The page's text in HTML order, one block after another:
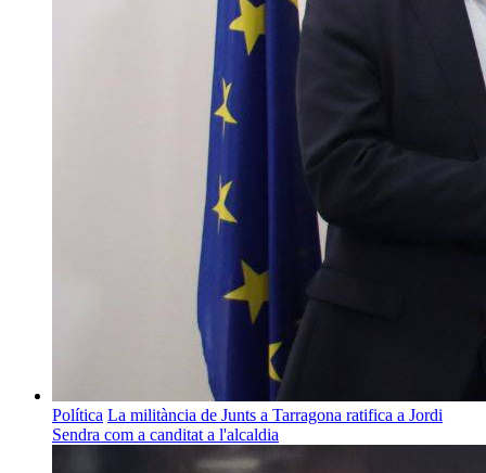
Política La militància de Junts a Tarragona ratifica a Jordi
Sendra com a canditat a l'alcaldia